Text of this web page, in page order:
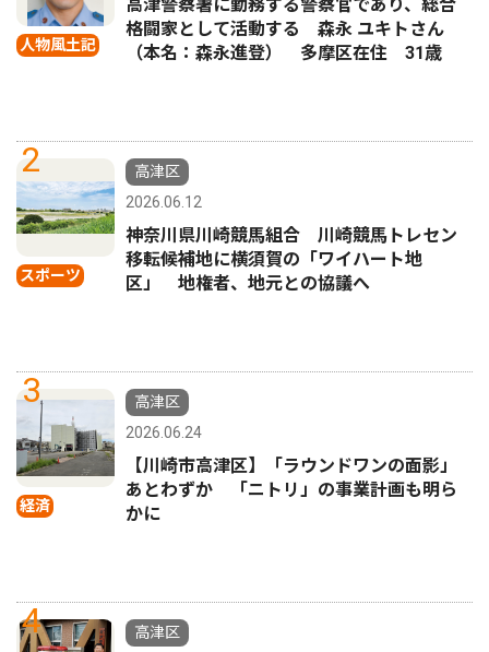
人物風土記
高津警察署に勤務する警察官であり、総合
格闘家として活動する 森永 ユキトさん
（本名：森永進登） 多摩区在住 31歳
2
スポーツ
高津区
2026.06.12
神奈川県川崎競馬組合 川崎競馬トレセン
移転候補地に横須賀の「ワイハート地
区」 地権者、地元との協議へ
3
経済
高津区
2026.06.24
【川崎市高津区】「ラウンドワンの面影」
あとわずか 「ニトリ」の事業計画も明ら
かに
4
高津区